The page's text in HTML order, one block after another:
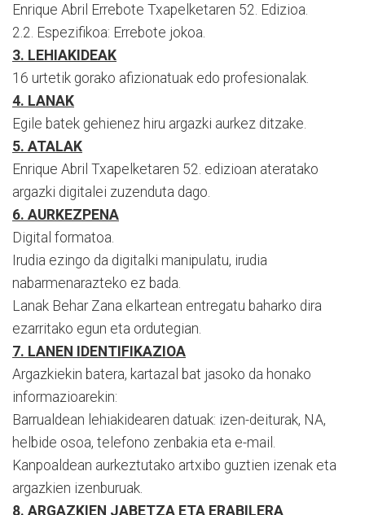
Enrique Abril Errebote Txapelketaren 52. Edizioa.
2.2. Espezifikoa: Errebote jokoa.
3. LEHIAKIDEAK
16 urtetik gorako afizionatuak edo profesionalak.
4. LANAK
Egile batek gehienez hiru argazki aurkez ditzake.
5. ATALAK
Enrique Abril Txapelketaren 52. edizioan ateratako
argazki digitalei zuzenduta dago.
6. AURKEZPENA
Digital formatoa.
Irudia ezingo da digitalki manipulatu, irudia
nabarmenarazteko ez bada.
Lanak Behar Zana elkartean entregatu baharko dira
ezarritako egun eta ordutegian.
7. LANEN IDENTIFIKAZIOA
Argazkiekin batera, kartazal bat jasoko da honako
informazioarekin:
Barrualdean lehiakidearen datuak: izen-deiturak, NA,
helbide osoa, telefono zenbakia eta e-mail.
Kanpoaldean aurkeztutako artxibo guztien izenak eta
argazkien izenburuak.
8. ARGAZKIEN JABETZA ETA ERABILERA